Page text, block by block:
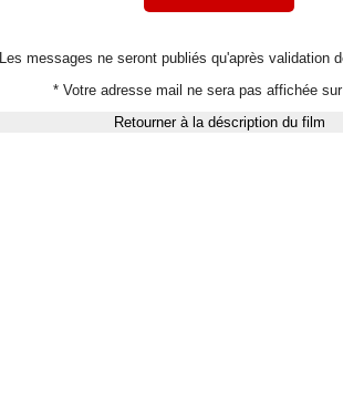
Les messages ne seront publiés qu'après validation
* Votre adresse mail ne sera pas affichée
Retourner à la déscription du film